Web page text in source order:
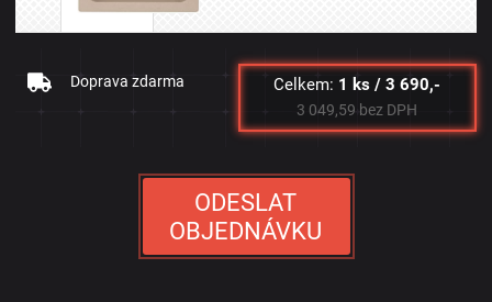
Doprava zdarma Celkem: 1 ks / 3 690,-
3 049,59 bez DPH
ODESLAT
OBJEDNÁVKU